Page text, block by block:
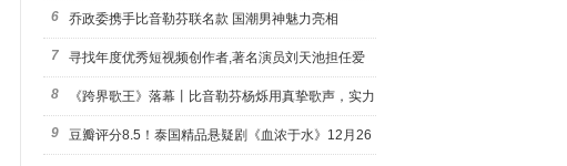
侃“学人
6 乔政委携手比音勒芬联名款 国潮男神魅力亮相
7 寻找年度优秀短视频创作者,著名演员刘天池担任爱
奇艺号"奇
8 《跨界歌王》落幕丨比音勒芬杨烁用真挚歌声，实力
圈粉!
9 豆瓣评分8.5！泰国精品悬疑剧《血浓于水》12月26